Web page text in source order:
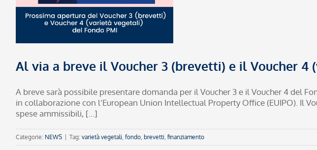
Al via a breve il Voucher 3 (brevetti) e il Voucher 4
A breve sarà possibile presentare domanda per il Voucher 3 e il Voucher 4 del
in collaborazione con l’European Union Intellectual Property Office (EUIPO). Il
spese ammissibili, [...]
Categorie: NEWS Tag: varietà vegetali, fondo, brevetti, finanziamento